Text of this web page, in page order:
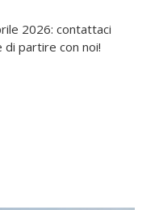
2026: contattaci
di partire con noi!